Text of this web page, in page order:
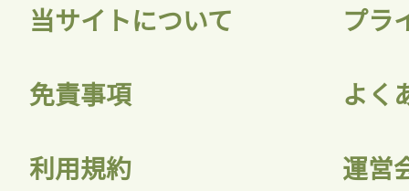
当サイトについて プラ
免責事項 よく
利用規約 運営